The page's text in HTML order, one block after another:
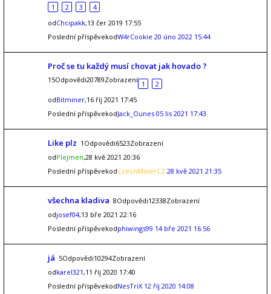
1
2 3
4
odChcipakk,13 čer 2019 17:55
Poslední příspěvekodW4rCookie 20 úno 2022 15:44
Proč se tu každý musí chovat jak hovado ?
15Odpovědi20789Zobrazení 1
2
odBitminer,16 říj 2021 17:45
Poslední příspěvekodJack_Ounes 05 lis 2021 17:43
Like plz 1Odpovědi6523Zobrazení
odPlejmen,28 kvě 2021 20:36
Poslední příspěvekodCzechMinerCZ 28 kvě 2021 21:35
všechna kladiva 8Odpovědi12338Zobrazení
odjosef04,13 bře 2021 22:16
Poslední příspěvekodphiwings99 14 bře 2021 16:56
já 5Odpovědi10294Zobrazení
odkarel321,11 říj 2020 17:40
Poslední příspěvekodNesTriX 12 říj 2020 14:08